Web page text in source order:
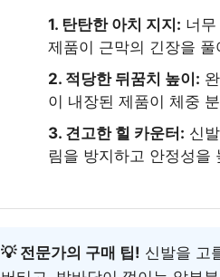
1. 탄탄한 아치 지지: 너
제품이 근막의 긴장을
2. 적당한 뒤꿈치 높이:
이 내장된 제품이 체중
3. 견고한 힐 카운터: 신
림을 방지하고 안정성을
💡 전문가의 구매 팁! 신발을 고